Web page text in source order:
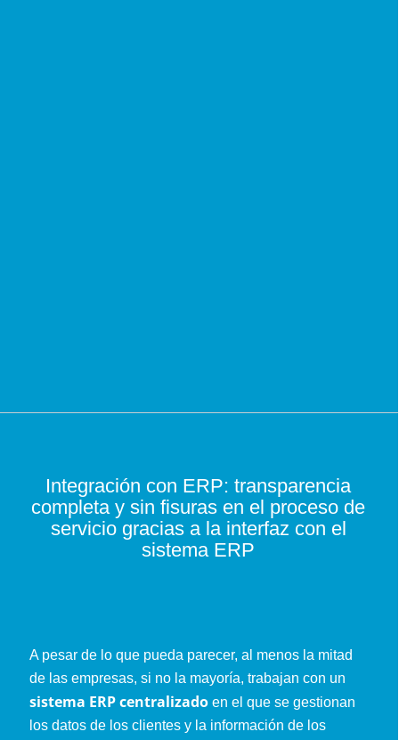
Integración con ERP: transparencia
completa y sin fisuras en el proceso de
servicio gracias a la interfaz con el
sistema ERP
A pesar de lo que pueda parecer, al menos la mitad
de las empresas, si no la mayoría, trabajan con un
sistema ERP centralizadoen el que se gestionan
los datos de los clientes y la información de los